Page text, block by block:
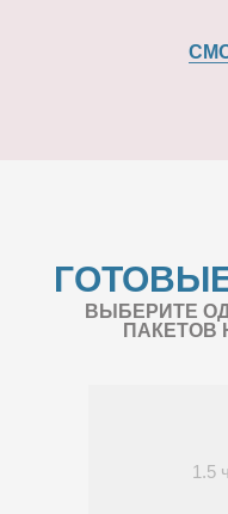
ВЫБЕРИТЕ
ПАКЕТОВ
1.5